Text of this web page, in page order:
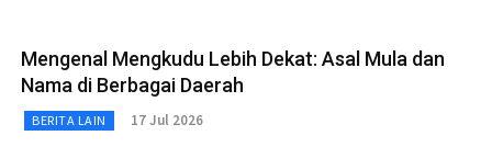
Mengenal Mengkudu Lebih Dekat: Asal Mula dan
Nama di Berbagai Daerah
BERITA LAIN 17 Jul 2026